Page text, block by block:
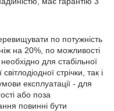
по потужність
на 20%, по можливості
для стабільної
стрічки, так і
експлуатації - для
або поза
повинні бути